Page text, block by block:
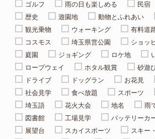
ゴルフ
雨の日も楽しめる 民宿
歴史
遊園地 動物とふれあい
観光乗物
ウォーキング
有料道
コスモス
埼玉県営公園
ショッ
庭園
ジョギング ロケ地
ロープウェイ
ホタル観賞
砂遊
ドライブ
ドッグラン お花見
社会見学
食べ放題 スポーツ
埼玉語
花火大会 地名
雨
図書館
工場見学 バッテリーカ
展望台
スカイスポーツ
スキー